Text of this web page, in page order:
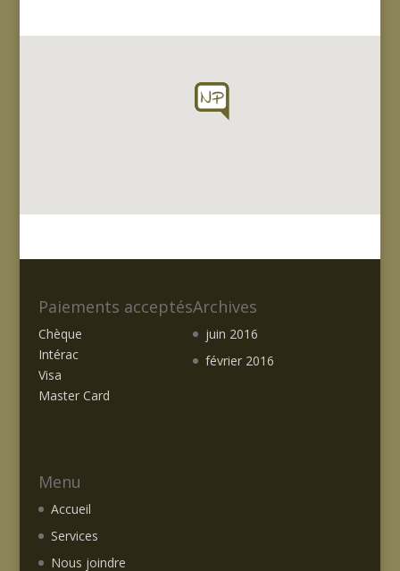
Paiements acceptés
Chèque
Intérac
Visa
Master Card
Archives
juin 2016
février 2016
Menu
Accueil
Services
Nous joindre